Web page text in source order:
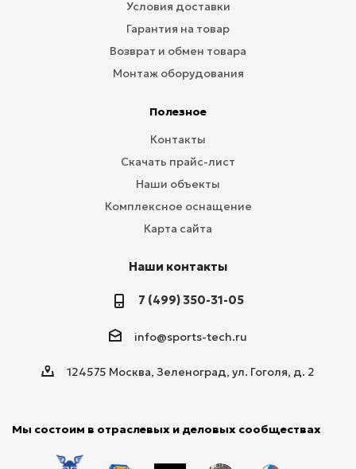
Условия доставки
Гарантия на товар
Возврат и обмен товара
Монтаж оборудования
Полезное
Контакты
Скачать прайс-лист
Наши объекты
Комплексное оснащение
Карта сайта
Наши контакты
7 (499) 350-31-05
info@sports-tech.ru
124575 Москва, Зеленоград, ул. Гоголя, д. 2
Мы состоим в отраслевых и деловых сообществах